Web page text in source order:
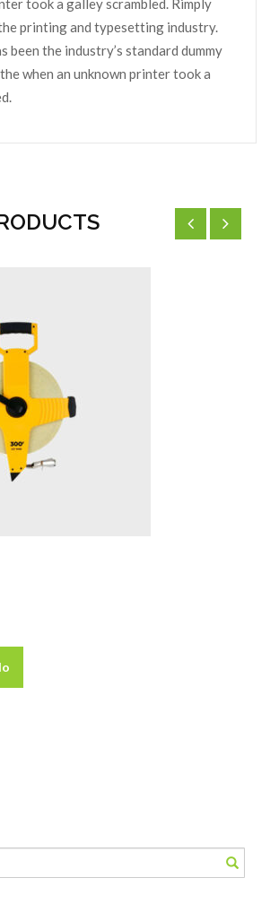
printing and typesetting industry.
been the industry’s standard dummy
when an unknown printer took a